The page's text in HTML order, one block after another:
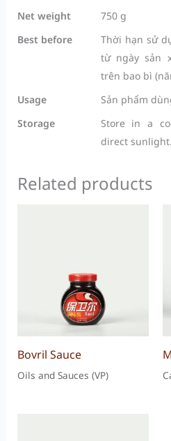
Net weight
750 g
Best before
Thời hạn sử
từ ngày sản
trên bao bì
Usage
Sản phẩm
Storage
Store in a
direct sunlight.
Related products
Bovril Sauce
Oils and Sauces (VP)